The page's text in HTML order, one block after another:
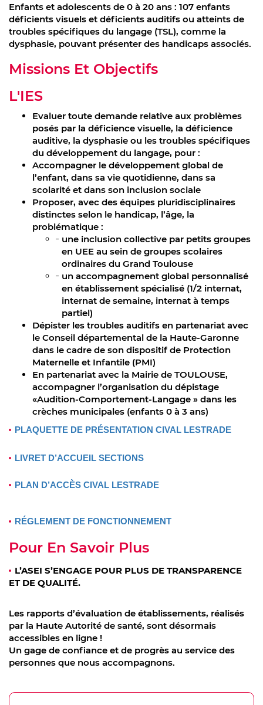
Enfants et adolescents de 0 à 20 ans : 107 enfants
déficients visuels et déficients auditifs ou atteints de
troubles spécifiques du langage (TSL), comme la
dysphasie, pouvant présenter des handicaps associés.
Missions Et Objectifs
L'IES
Evaluer toute demande relative aux problèmes
posés par la déficience visuelle, la déficience
auditive, la dysphasie ou les troubles spécifiques
du développement du langage, pour :
Accompagner le développement global de
l’enfant, dans sa vie quotidienne, dans sa
scolarité et dans son inclusion sociale
Proposer, avec des équipes pluridisciplinaires
distinctes selon le handicap, l’âge, la
problématique :
une inclusion collective par petits groupes
en UEE au sein de groupes scolaires
ordinaires du Grand Toulouse
un accompagnement global personnalisé
en établissement spécialisé (1/2 internat,
internat de semaine, internat à temps
partiel)
Dépister les troubles auditifs en partenariat avec
le Conseil départemental de la Haute-Garonne
dans le cadre de son dispositif de Protection
Maternelle et Infantile (PMI)
En partenariat avec la Mairie de TOULOUSE,
accompagner l’organisation du dépistage
«Audition-Comportement-Langage » dans les
crèches municipales (enfants 0 à 3 ans)
PLAQUETTE DE PRÉSENTATION CIVAL LESTRADE
LIVRET D’ACCUEIL SECTIONS
PLAN D’ACCÈS CIVAL LESTRADE
RÉGLEMENT DE FONCTIONNEMENT
Pour En Savoir Plus
L’ASEI S’ENGAGE POUR PLUS DE TRANSPARENCE
ET DE QUALITÉ.
Les rapports d’évaluation de établissements, réalisés
par la Haute Autorité de santé, sont désormais
accessibles en ligne !
Un gage de confiance et de progrès au service des
personnes que nous accompagnons.